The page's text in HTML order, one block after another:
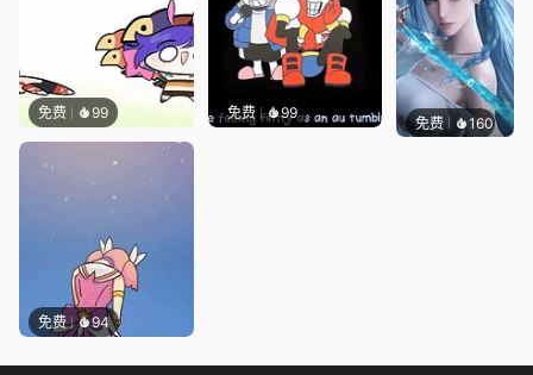
免费 99 免费 99
免费 94
免费 160好看